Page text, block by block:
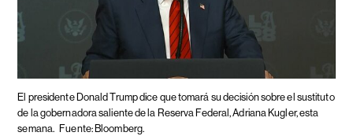
El presidente Donald Trump dice que tomará su decisión sobre el sustituto
de la gobernadora saliente de la Reserva Federal, Adriana Kugler, esta
semana. Fuente: Bloomberg.